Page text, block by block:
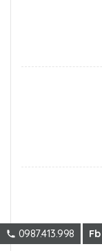
0987.413.998 Fb